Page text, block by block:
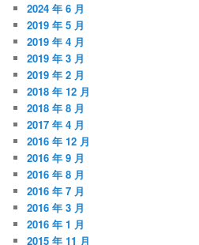
2024 年 6 月
2019 年 5 月
2019 年 4 月
2019 年 3 月
2019 年 2 月
2018 年 12 月
2018 年 8 月
2017 年 4 月
2016 年 12 月
2016 年 9 月
2016 年 8 月
2016 年 7 月
2016 年 3 月
2016 年 1 月
2015 年 11 月